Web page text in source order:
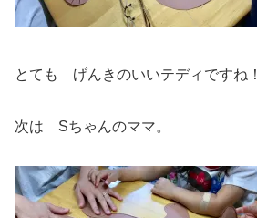
とても げんきのいいテディですね！
次は Sちゃんのママ。